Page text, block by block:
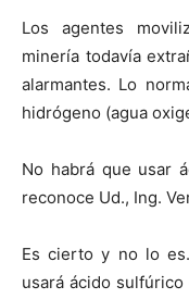
Los agentes
minería todavía
alarmantes. Lo
hidrógeno (agua
No habrá que usar
reconoce Ud., Ing.
Es cierto y no lo
usará ácido